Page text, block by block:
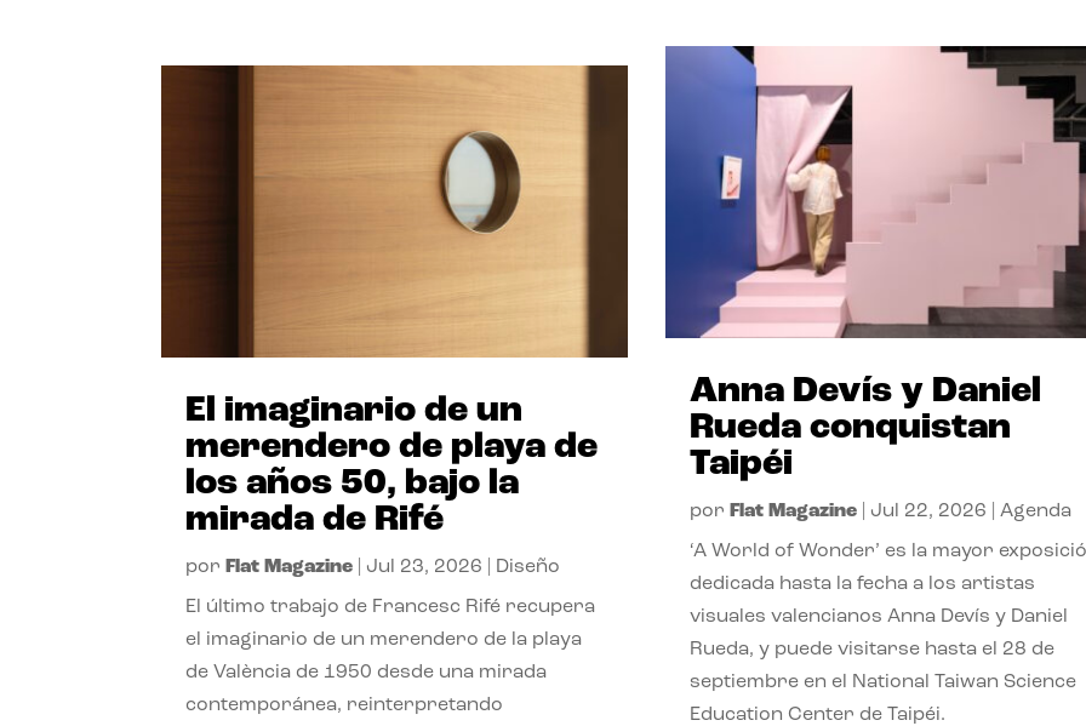
El imaginario de un
merendero de playa de
los años 50, bajo la
mirada de Rifé
por Flat Magazine Jul 23, 2026 Diseño
El último trabajo de Francesc Rifé recupera
el imaginario de un merendero de la playa
de València de 1950 desde una mirada
contemporánea, reinterpretando
Anna Devís y Daniel
Rueda conquistan
Taipéi
por Flat Magazine| Jul 22, 2026 Agenda
‘A World of Wonder’ es la mayor
dedicada hasta la fecha a los artistas
visuales valencianos Anna Devís y Daniel
Rueda, y puede visitarse hasta el 28 de
septiembre en el National Taiwan Science
Education Center de Taipéi.